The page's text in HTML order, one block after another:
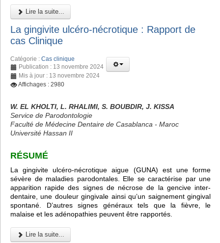
Lire la suite...
La gingivite ulcéro-nécrotique : Rapport de
cas Clinique
Catégorie : Cas clinique
Publication : 13 novembre 2024
Mis à jour : 13 novembre 2024
Affichages : 2980
W. EL KHOLTI, L. RHALIMI, S. BOUBDIR, J. KISSA
Service de Parodontologie
Faculté de Médecine Dentaire de Casablanca - Maroc
Université Hassan II
RÉSUMÉ
La gingivite ulcéro-nécrotique aigue (GUNA) est une forme
sévère de maladies parodontales. Elle se caractérise par une
apparition rapide des signes de nécrose de la gencive inter-
dentaire, une douleur gingivale ainsi qu’un saignement gingival
spontané. D’autres signes généraux tels que la fièvre, le
malaise et les adénopathies peuvent être rapportés.
Lire la suite...